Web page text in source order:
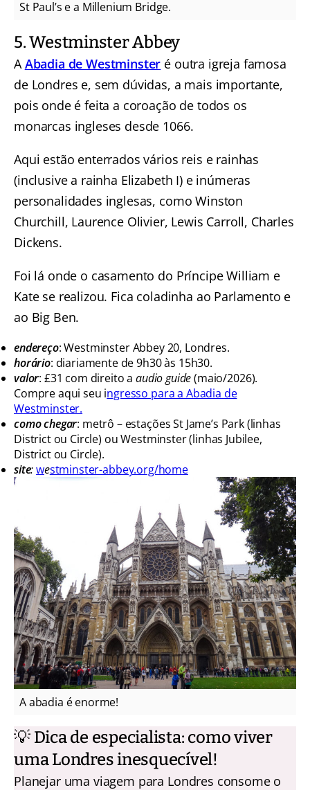
St Paul’s e a Millenium Bridge.
5. Westminster Abbey
AAbadia de Westminster é outra igreja famosa
de Londres e, sem dúvidas, a mais importante,
pois onde é feita a coroação de todos os
monarcas ingleses desde 1066.
Aqui estão enterrados vários reis e rainhas
(inclusive a rainha Elizabeth I) e inúmeras
personalidades inglesas, como Winston
Churchill, Laurence Olivier, Lewis Carroll, Charles
Dickens.
Foi lá onde o casamento do Príncipe William e
Kate se realizou. Fica coladinha ao Parlamento e
ao Big Ben.
endereço:Westminster Abbey 20, Londres.
horário: diariamente de 9h30 às 15h30.
valor: £31 com direito aaudio guide(maio/2026).
Compre aqui seu ingresso para a Abadia de
Westminster.
como chegar: metrô – estações St Jame’s Park (linhas
District ou Circle) ou Westminster (linhas Jubilee,
District ou Circle).
site:westminster-abbey.org/home
A abadia é enorme!
💡 Dica de especialista: como viver
uma Londres inesquecível!
Planejar uma viagem para Londres consome o